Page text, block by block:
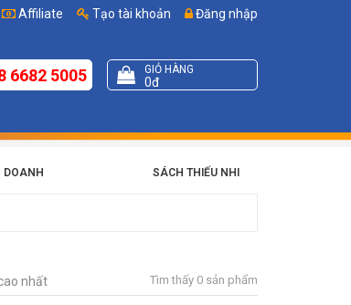
Affiliate Tạo tài khoản Đăng nhập
6682 5005 GIỎ HÀNG
0đ
DOANH SÁCH THIẾU NHI
nhất Tìm thấy 0 sản phẩm